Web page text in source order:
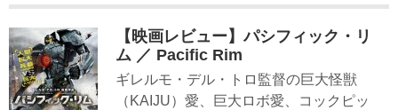
【映画レビュー】パシフィック・リ
ム ／ Pacific Rim
ギレルモ・デル・トロ監督の巨大怪獣
（KAIJU）愛、巨大ロボ愛、コックピッ